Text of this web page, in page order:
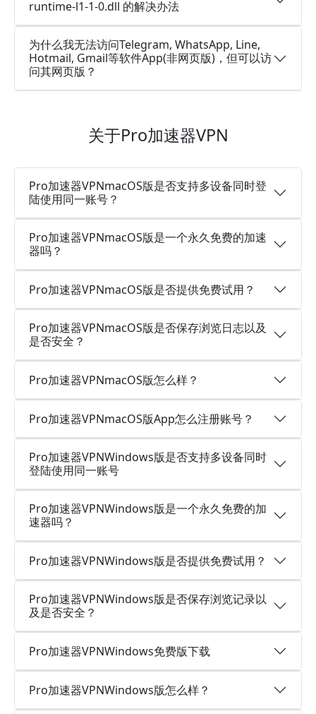
runtime-l1-1-0.dll 的解决办法
为什么我无法访问Telegram, WhatsApp, Line,
Hotmail, Gmail等软件App(非网页版)，但可以访
问其网页版？
关于Pro加速器VPN
Pro加速器VPNmacOS版是否支持多设备同时登
陆使用同一账号？
Pro加速器VPNmacOS版是一个永久免费的加速
器吗？
Pro加速器VPNmacOS版是否提供免费试用？
Pro加速器VPNmacOS版是否保存浏览日志以及
是否安全？
Pro加速器VPNmacOS版怎么样？
Pro加速器VPNmacOS版App怎么注册账号？
Pro加速器VPNWindows版是否支持多设备同时
登陆使用同一账号
Pro加速器VPNWindows版是一个永久免费的加
速器吗？
Pro加速器VPNWindows版是否提供免费试用？
Pro加速器VPNWindows版是否保存浏览记录以
及是否安全？
Pro加速器VPNWindows免费版下载
Pro加速器VPNWindows版怎么样？